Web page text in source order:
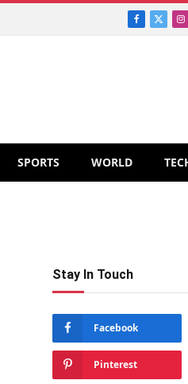
Facebook
X
SPORTS WORLD
Stay In Touch
Facebook
Pinterest